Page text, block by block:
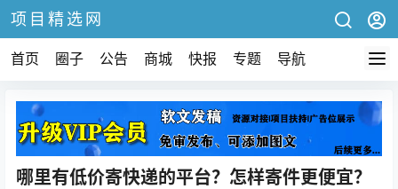
项目精选网
首页 圈子 公告 商城 快报 专题 导航
哪里有低价寄快递的平台？怎样寄件更便宜？